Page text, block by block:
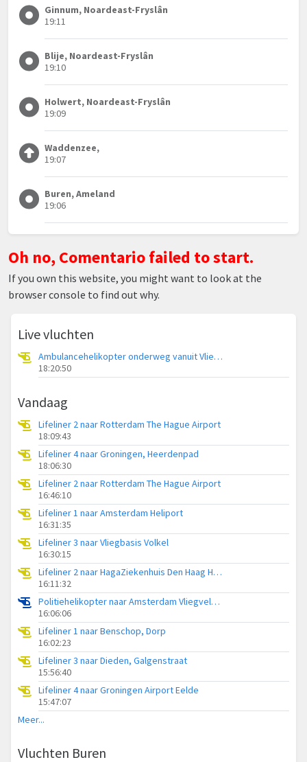
Ginnum, Noardeast-Fryslân
19:11
Blije, Noardeast-Fryslân
19:10
Holwert, Noardeast-Fryslân
19:09
Waddenzee,
19:07
Buren, Ameland
19:06
Oh no, Comentario failed to start.
If you own this website, you might want to look at the
browser console to find out why.
Live vluchten
Ambulancehelikopter onderweg vanuit Vliegbasis Leeuwarden
18:20:50
Vandaag
Lifeliner 2 naar Rotterdam The Hague Airport
18:09:43
Lifeliner 4 naar Groningen, Heerdenpad
18:06:30
Lifeliner 2 naar Rotterdam The Hague Airport
16:46:10
Lifeliner 1 naar Amsterdam Heliport
16:31:35
Lifeliner 3 naar Vliegbasis Volkel
16:30:15
Lifeliner 2 naar HagaZiekenhuis Den Haag Heliport
16:11:32
Politiehelikopter naar Amsterdam Vliegveld Schiphol
16:06:06
Lifeliner 1 naar Benschop, Dorp
16:02:23
Lifeliner 3 naar Dieden, Galgenstraat
15:56:40
Lifeliner 4 naar Groningen Airport Eelde
15:47:07
Meer...
Vluchten Buren